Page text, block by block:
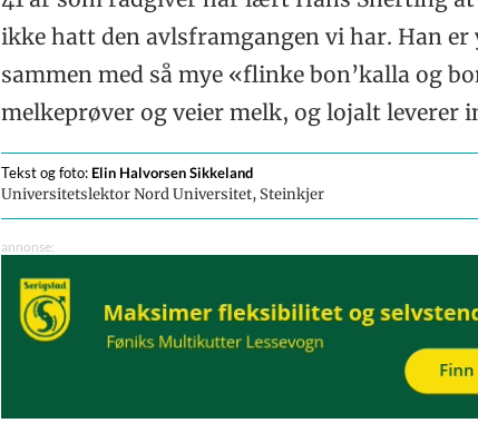
ikke hatt den avlsframgangen vi har. Han
sammen med så mye «flinke bon’kalla og
melkeprøver og veier melk, og lojalt leverer
Tekst og foto: Elin Halvorsen Sikkeland
Universitetslektor Nord Universitet, Steinkjer